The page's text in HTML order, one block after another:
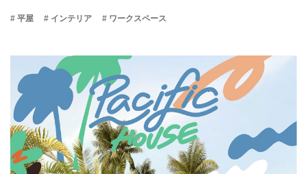
# 平屋 # インテリア # ワークスペース